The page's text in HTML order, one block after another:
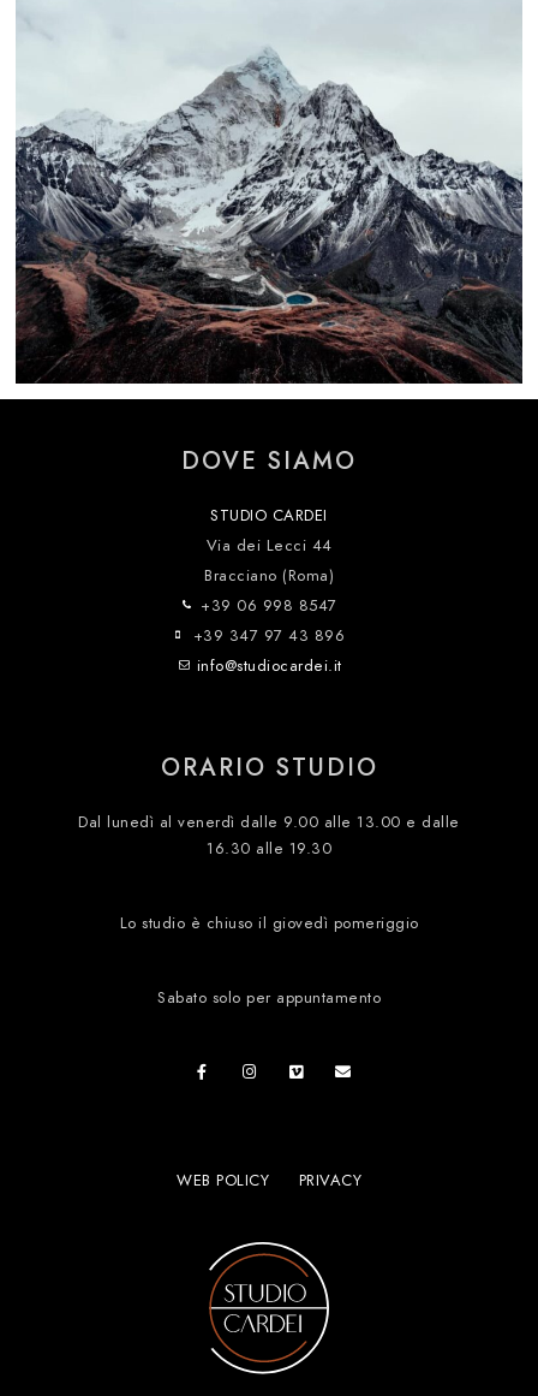
DOVE SIAMO
STUDIO CARDEI
Via dei Lecci 44
Bracciano (Roma)
+39 06 998 8547
+39 347 97 43 896
info@studiocardei.it
ORARIO STUDIO
Dal lunedì al venerdì dalle 9.00 alle 13.00 e dalle
16.30 alle 19.30
Lo studio è chiuso il giovedì pomeriggio
Sabato solo per appuntamento
WEB POLICY PRIVACY